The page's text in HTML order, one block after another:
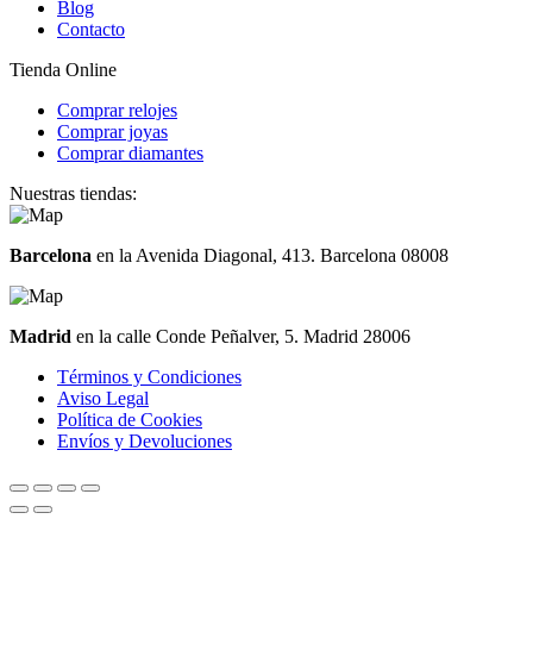
Blog
Contacto
Tienda Online
Comprar relojes
Comprar joyas
Comprar diamantes
Nuestras tiendas:
Barcelona en la Avenida Diagonal, 413. Barcelona 08008
Madrid en la calle Conde Peñalver, 5. Madrid 28006
Términos y Condiciones
Aviso Legal
Política de Cookies
Envíos y Devoluciones